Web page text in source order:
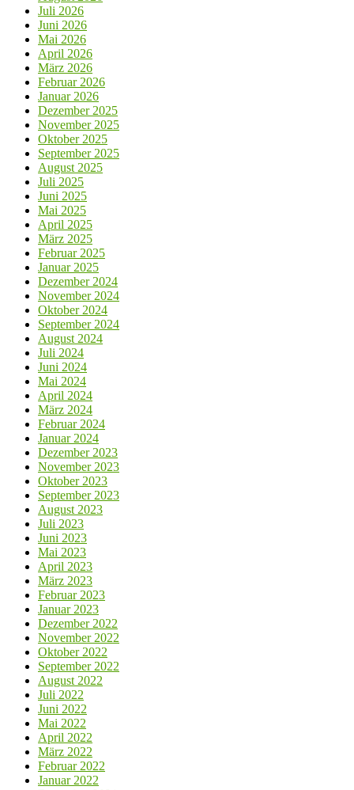
Juli 2026
Juni 2026
Mai 2026
April 2026
März 2026
Februar 2026
Januar 2026
Dezember 2025
November 2025
Oktober 2025
September 2025
August 2025
Juli 2025
Juni 2025
Mai 2025
April 2025
März 2025
Februar 2025
Januar 2025
Dezember 2024
November 2024
Oktober 2024
September 2024
August 2024
Juli 2024
Juni 2024
Mai 2024
April 2024
März 2024
Februar 2024
Januar 2024
Dezember 2023
November 2023
Oktober 2023
September 2023
August 2023
Juli 2023
Juni 2023
Mai 2023
April 2023
März 2023
Februar 2023
Januar 2023
Dezember 2022
November 2022
Oktober 2022
September 2022
August 2022
Juli 2022
Juni 2022
Mai 2022
April 2022
März 2022
Februar 2022
Januar 2022